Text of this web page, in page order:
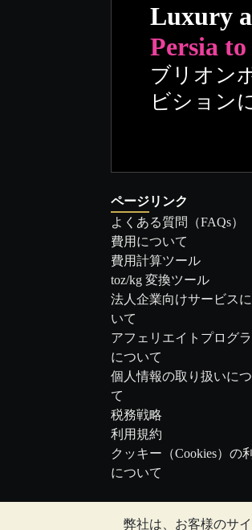
弊社は、お客様のサ
Luxury
Persia to
ブリオン
ビション
ページリンク
よくある質問（FAQs）
費用について
費用計算ツール
toz/kg 変換ツール
法人企業向けサービス
いて
アフェリエイトプログ
について
個人情報の取り扱いに
て
税務戦略
利用規約
クッキー（Cookies）の
について